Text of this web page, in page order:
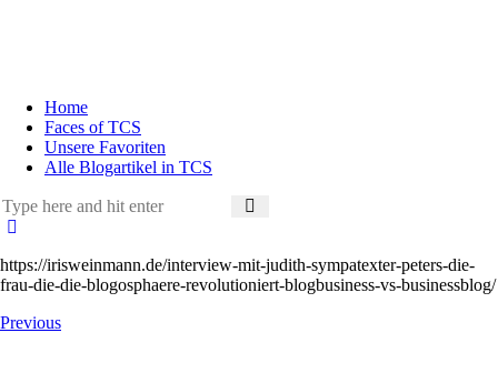
Home
Faces of TCS
Unsere Favoriten
Alle Blogartikel in TCS
https://irisweinmann.de/interview-mit-judith-sympatexter-peters-die-
frau-die-die-blogosphaere-revolutioniert-blogbusiness-vs-businessblog/
Beitragsnavigation
Previous